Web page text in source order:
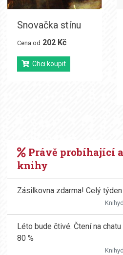
Snovačka stínu
Cena od 202 Kč
Chci koupit
Právě probíhající
knihy
Zásilkovna zdarma! Celý
Léto bude čtivé. Čtení na
80 %